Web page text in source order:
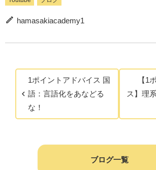
hamasakiacademy1
1ポイントアドバイス 国
語：言語化をあなどる
な！
【1
ス】理
ブログ一覧